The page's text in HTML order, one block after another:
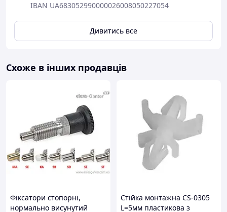
IBAN UA683052990000026008050227054
Дивитись все
Схоже в інших продавців
Фіксатори стопорні,
нормально висунутий
Стійка монтажна CS-0305
L=5мм пластикова з